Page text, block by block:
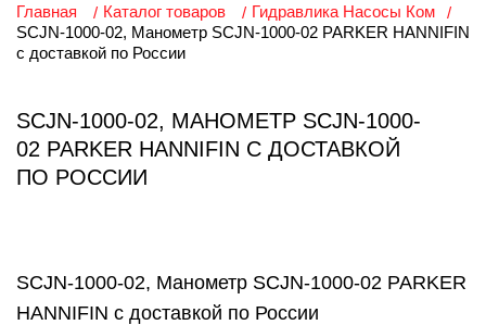
Главная Каталог товаров
Гидравлика Насосы Ком
SCJN-1000-02, Манометр SCJN-1000-02 PARKER HANNIFIN
с доставкой по России
SCJN-1000-02, МАНОМЕТР SCJN-1000-
02 PARKER HANNIFIN С ДОСТАВКОЙ
ПО РОССИИ
SCJN-1000-02, Манометр SCJN-1000-02 PARKER
HANNIFIN с доставкой по России